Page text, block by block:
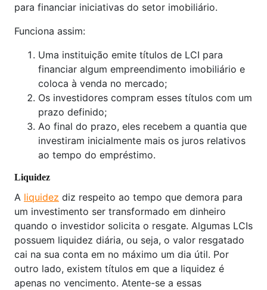
para financiar iniciativas do setor imobiliário.
Funciona assim:
Uma instituição emite títulos de LCI para
financiar algum empreendimento imobiliário e
coloca à venda no mercado;
Os investidores compram esses títulos com um
prazo definido;
Ao final do prazo, eles recebem a quantia que
investiram inicialmente mais os juros relativos
ao tempo do empréstimo.
Liquidez
A liquidez diz respeito ao tempo que demora para
um investimento ser transformado em dinheiro
quando o investidor solicita o resgate. Algumas LCIs
possuem liquidez diária, ou seja, o valor resgatado
cai na sua conta em no máximo um dia útil. Por
outro lado, existem títulos em que a liquidez é
apenas no vencimento. Atente-se a essas